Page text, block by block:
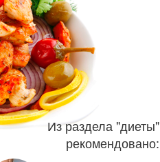
Из раздела "диеты"
рекомендовано: